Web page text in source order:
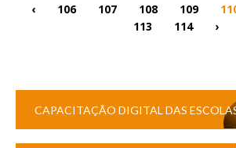
‹ 106 107 108 109
113
114 ›
CAPACITAÇÃO DIGITAL DAS